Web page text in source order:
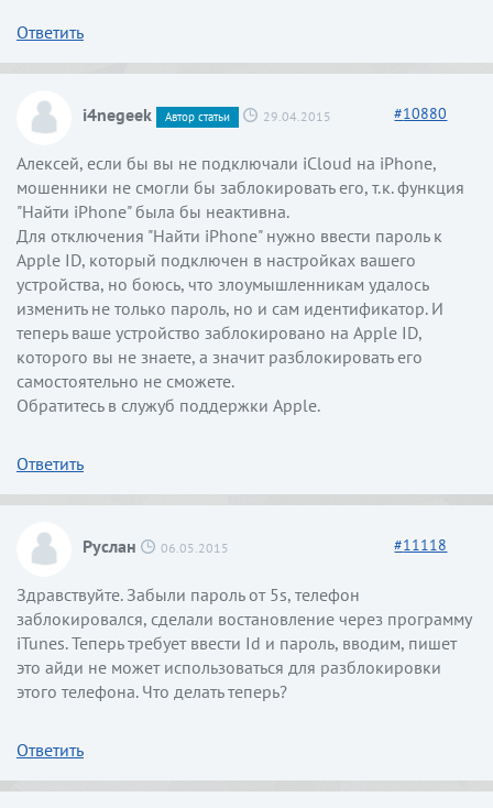
Ответить
i4negeek Автор статьи 29.04.2015 #10880
Алексей, если бы вы не подключали iCloud на iPhone,
мошенники не смогли бы заблокировать его, т.к. функция
"Найти iPhone" была бы неактивна.
Для отключения "Найти iPhone" нужно ввести пароль к
Apple ID, который подключен в настройках вашего
устройства, но боюсь, что злоумышленникам удалось
изменить не только пароль, но и сам идентификатор. И
теперь ваше устройство заблокировано на Apple ID,
которого вы не знаете, а значит разблокировать его
самостоятельно не сможете.
Обратитесь в служуб поддержки Apple.
Ответить
Руслан 06.05.2015 #11118
Здравствуйте. Забыли пароль от 5s, телефон
заблокировался, сделали востановление через программу
iTunes. Теперь требует ввести Id и пароль, вводим, пишет
это айди не может использоваться для разблокировки
этого телефона. Что делать теперь?
Ответить